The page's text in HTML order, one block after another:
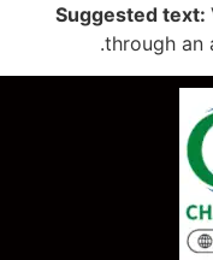
Suggested text:
through an